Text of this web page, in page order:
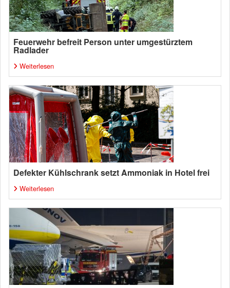
Feuerwehr befreit Person unter umgestürztem
Radlader
Weiterlesen
Defekter Kühlschrank setzt Ammoniak in Hotel frei
Weiterlesen